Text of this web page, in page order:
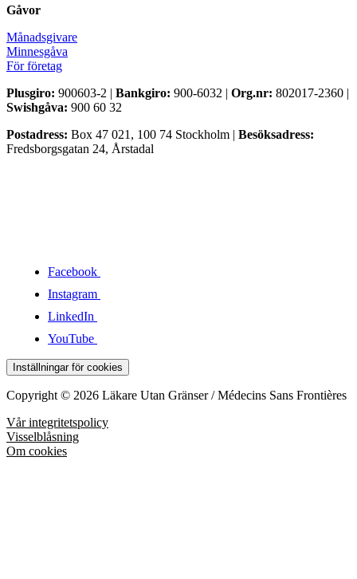
Gåvor
Månadsgivare
Minnesgåva
För företag
Plusgiro: 900603-2 | Bankgiro: 900-6032 | Org.nr: 802017-2360 |
Swishgåva: 900 60 32
Postadress: Box 47 021, 100 74 Stockholm | Besöksadress:
Fredsborgsgatan 24, Årstadal
Facebook
Instagram
LinkedIn
YouTube
Inställningar för cookies
Copyright © 2026 Läkare Utan Gränser / Médecins Sans Frontières
Vår integritetspolicy
Visselblåsning
Om cookies